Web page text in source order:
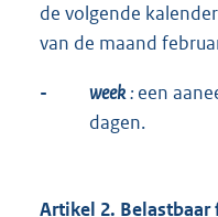
de volgende
van de maand
- week: een
dagen.
Artikel 2. Belastbaar